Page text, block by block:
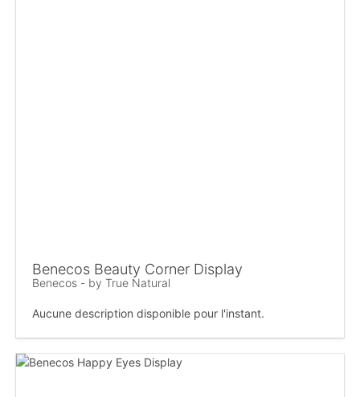
Benecos Beauty Corner Display
Benecos - by True Natural
Aucune description disponible pour l'instant.